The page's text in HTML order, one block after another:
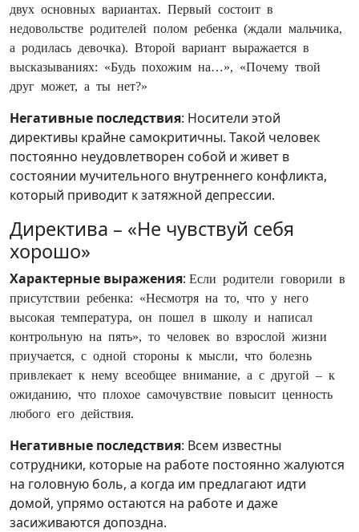
двух основных вариантах. Первый состоит в
недовольстве родителей полом ребенка (ждали мальчика,
а родилась девочка). Второй вариант выражается в
высказываниях: «Будь похожим на…», «Почему твой
друг может, а ты нет?»
Негативные последствия: Носители этой
директивы крайне самокритичны. Такой человек
постоянно неудовлетворен собой и живет в
состоянии мучительного внутреннего конфликта,
который приводит к затяжной депрессии.
Директива – «Не чувствуй себя
хорошо»
Характерные выражения: Если родители говорили в
присутствии ребенка: «Несмотря на то, что у него
высокая температура, он пошел в школу и написал
контрольную на пять», то человек во взрослой жизни
приучается, с одной стороны к мысли, что болезнь
привлекает к нему всеобщее внимание, а с другой – к
ожиданию, что плохое самочувствие повысит ценность
любого его действия.
Негативные последствия: Всем известны
сотрудники, которые на работе постоянно жалуются
на головную боль, а когда им предлагают идти
домой, упрямо остаются на работе и даже
засиживаются допоздна.